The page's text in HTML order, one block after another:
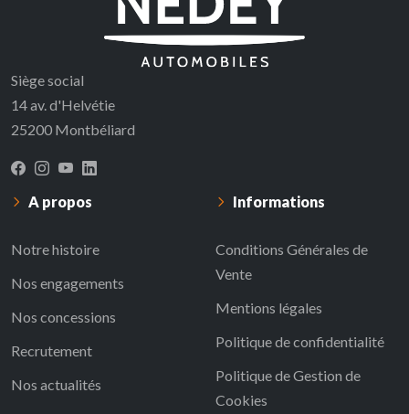
Siège social
14 av. d'Helvétie
25200 Montbéliard
A propos
Notre histoire
Nos engagements
Nos concessions
Recrutement
Nos actualités
Informations
Conditions Générales de
Vente
Mentions légales
Politique de confidentialité
Politique de Gestion de
Cookies